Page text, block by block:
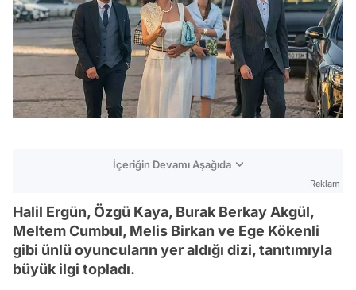
İçeriğin Devamı Aşağıda
Reklam
Halil Ergün, Özgü Kaya, Burak Berkay Akgül,
Meltem Cumbul, Melis Birkan ve Ege Kökenli
gibi ünlü oyuncuların yer aldığı dizi, tanıtımıyla
büyük ilgi topladı.